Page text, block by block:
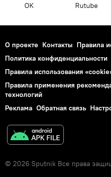
OK Rutube
О проекте Контакты Правила
Политика конфиденциальности
Правила использования
Правила применения
технологий
Реклама Обратная связь
© 2026 Sputnik Все права